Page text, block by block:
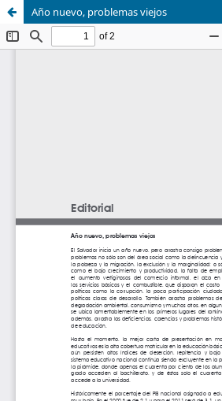
Año nuevo, problemas viejos